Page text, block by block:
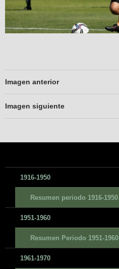
Imagen anterior
Imagen siguiente
1916-1950
Resumen periodo 1916-1950
1951-1960
Resumen Periodo 1951-1960
1961-1970